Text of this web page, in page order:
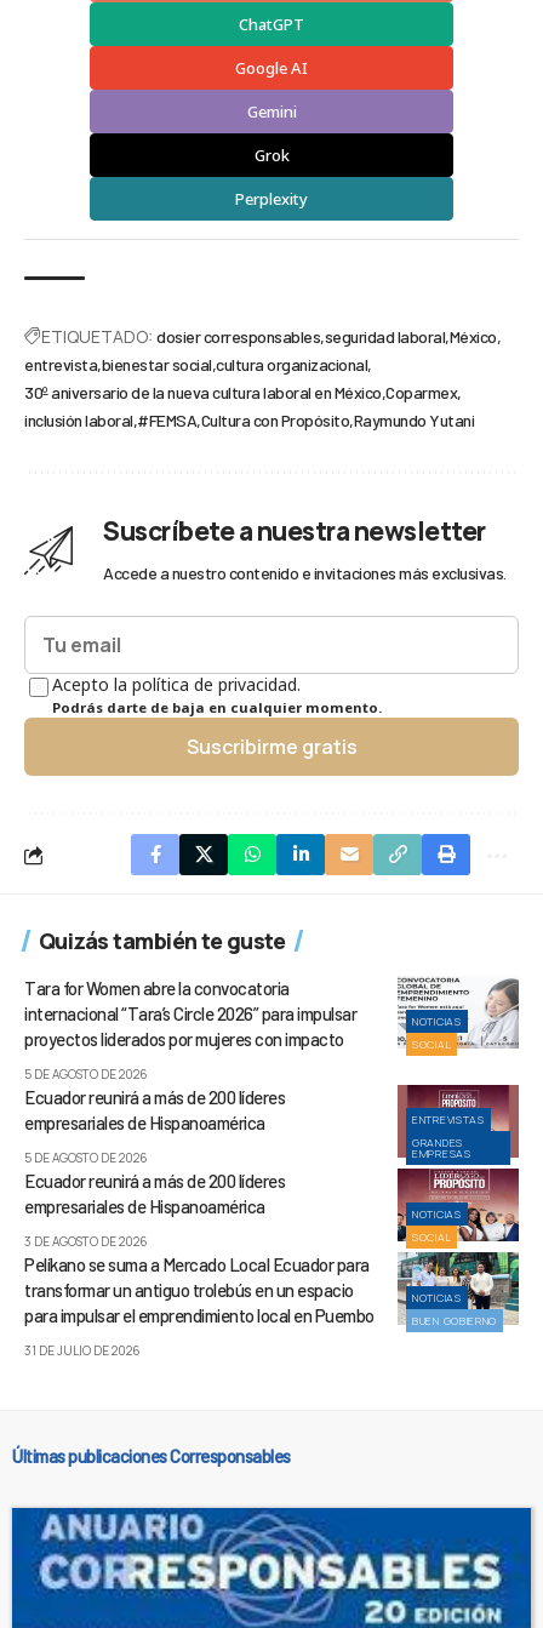
ChatGPT
Google AI
Gemini
Grok
Perplexity
ETIQUETADO: dosier corresponsables seguridad laboral México
entrevista bienestar social cultura organizacional
30º aniversario de la nueva cultura laboral en México Coparmex
inclusión laboral #FEMSA Cultura con Propósito Raymundo Yutani
Suscríbete a nuestra newsletter
Accede a nuestro contenido e invitaciones más exclusivas.
Acepto la política de privacidad.
Podrás darte de baja en cualquier momento.
Suscribirme gratis
Quizás también te guste
NOTICIAS
SOCIAL
Tara for Women abre la convocatoria
internacional “Tara’s Circle 2026” para impulsar
proyectos liderados por mujeres con impacto
5 DE AGOSTO DE 2026
ENTREVISTAS
GRANDES
EMPRESAS
Ecuador reunirá a más de 200 líderes
empresariales de Hispanoamérica
5 DE AGOSTO DE 2026
NOTICIAS
SOCIAL
Ecuador reunirá a más de 200 líderes
empresariales de Hispanoamérica
3 DE AGOSTO DE 2026
NOTICIAS
BUEN GOBIERNO
Pelíkano se suma a Mercado Local Ecuador para
transformar un antiguo trolebús en un espacio
para impulsar el emprendimiento local en Puembo
31 DE JULIO DE 2026
Últimas publicaciones Corresponsables